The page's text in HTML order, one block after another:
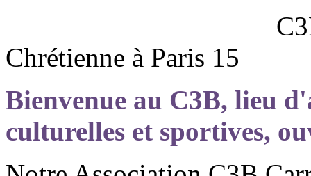
C3B :
Chrétienne à Paris 15
Bienvenue au C3B, lieu
culturelles et sportives,